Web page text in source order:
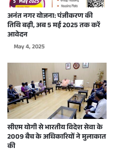
अनंत नगर योजना: पंजीकरण की
तिथि बढ़ी, अब 5 मई 2025 तक करें
आवेदन
May 4, 2025
सीएम योगी से भारतीय विदेश सेवा के
2009 बैच के अधिकारियों ने मुलाकात
की